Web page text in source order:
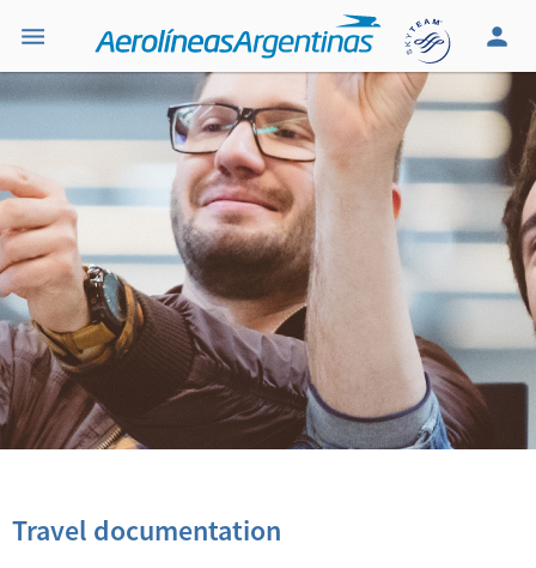
Travel documentation